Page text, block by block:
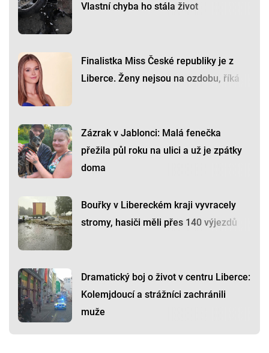
Vlastní chyba ho stála život
Finalistka Miss České republiky je z
Liberce. Ženy nejsou na ozdobu, říká
Zázrak v Jablonci: Malá fenečka
přežila půl roku na ulici a už je zpátky
doma
Bouřky v Libereckém kraji vyvracely
stromy, hasiči měli přes 140 výjezdů
Dramatický boj o život v centru Liberce:
Kolemjdoucí a strážníci zachránili
muže